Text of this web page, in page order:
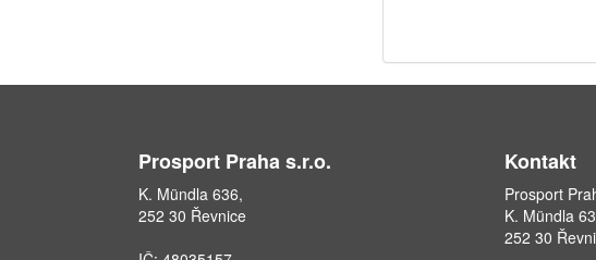
Prosport Praha s.r.o.
K. Mündla 636,
252 30 Řevnice
Kontakt
Prosport
K. Mündla
252 30